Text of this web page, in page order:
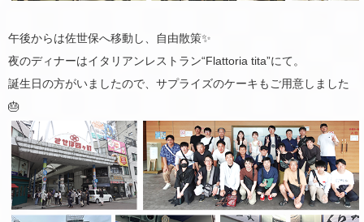
午後からは佐世保へ移動し、自由散策✨
夜のディナーはイタリアンレストラン“Flattoria tita”にて。
誕生日の方がいましたので、サプライズのケーキもご用意しました
🎂